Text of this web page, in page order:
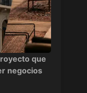
que
negocios